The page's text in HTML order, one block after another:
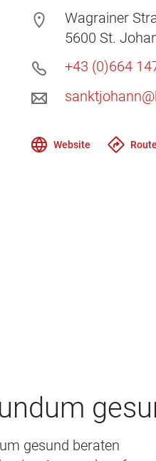
Wagrainer
5600 St.
+43 (0)664
Website
gesund beraten